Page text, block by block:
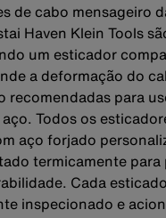
de cabo mensageiro
Haven Klein Tools
um esticador
a deformação do
recomendadas para
Todos os
aço forjado
termicamente
Cada
inspecionado e